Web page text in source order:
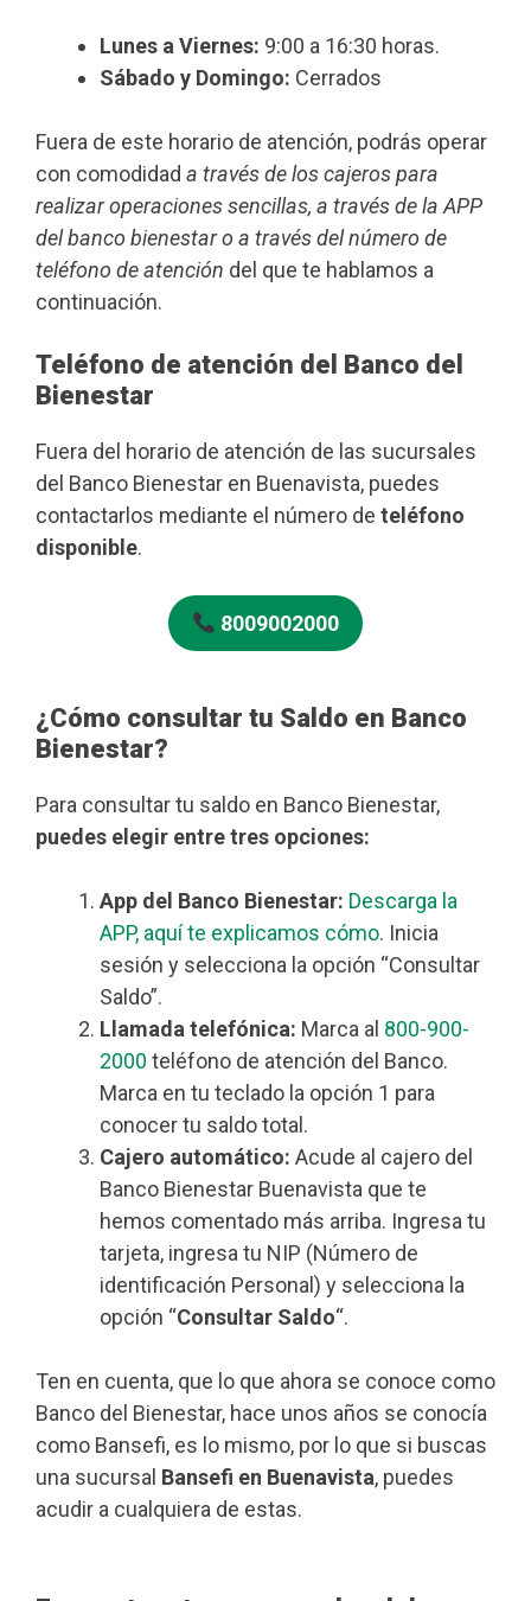
Lunes a Viernes: 9:00 a 16:30 horas.
Sábado y Domingo: Cerrados
Fuera de este horario de atención, podrás operar
con comodidad a través de los cajeros para
realizar operaciones sencillas, a través de la APP
del banco bienestar o a través del número de
teléfono de atención del que te hablamos a
continuación.
Teléfono de atención del Banco del
Bienestar
Fuera del horario de atención de las sucursales
del Banco Bienestar en Buenavista, puedes
contactarlos mediante el número de teléfono
disponible.
8009002000
¿Cómo consultar tu Saldo en Banco
Bienestar?
Para consultar tu saldo en Banco Bienestar,
puedes elegir entre tres opciones:
App del Banco Bienestar: Descarga la
APP, aquí te explicamos cómo. Inicia
sesión y selecciona la opción “Consultar
Saldo”.
Llamada telefónica: Marca al 800-900-
2000 teléfono de atención del Banco.
Marca en tu teclado la opción 1 para
conocer tu saldo total.
Cajero automático: Acude al cajero del
Banco Bienestar Buenavista que te
hemos comentado más arriba. Ingresa tu
tarjeta, ingresa tu NIP (Número de
identificación Personal) y selecciona la
opción “Consultar Saldo“.
Ten en cuenta, que lo que ahora se conoce como
Banco del Bienestar, hace unos años se conocía
como Bansefi, es lo mismo, por lo que si buscas
una sucursal Bansefi en Buenavista, puedes
acudir a cualquiera de estas.